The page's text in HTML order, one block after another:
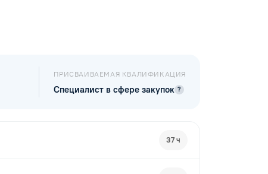
ПРИСВАИВАЕМАЯ КВАЛИФИКАЦИЯ
Специалист в сфере закупок ?
37 ч